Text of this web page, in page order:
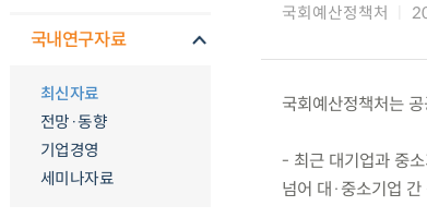
국내연구자료
최신자료
전망·동향
기업경영
세미나자료
국회예산정책처
국회예산정책처는
- 최근 대기업과 중
넘어 대·중소기업